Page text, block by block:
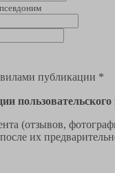
публикации *
пользовательского
(отзывов,
их